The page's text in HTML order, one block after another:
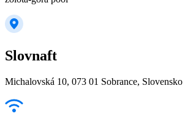
Slovnaft
Michalovská 10, 073 01 Sobrance, Slovensko